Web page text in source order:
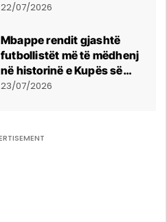
22/07/2026
Mbappe rendit gjashtë
futbollistët më të mëdhenj
në historinë e Kupës së
Botës, Messi mbetet i dyti
23/07/2026